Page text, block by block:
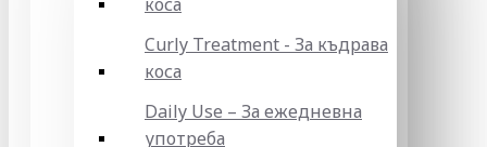
Curly Treatment - За къдрава
коса
Daily Use – За ежедневна
употреба